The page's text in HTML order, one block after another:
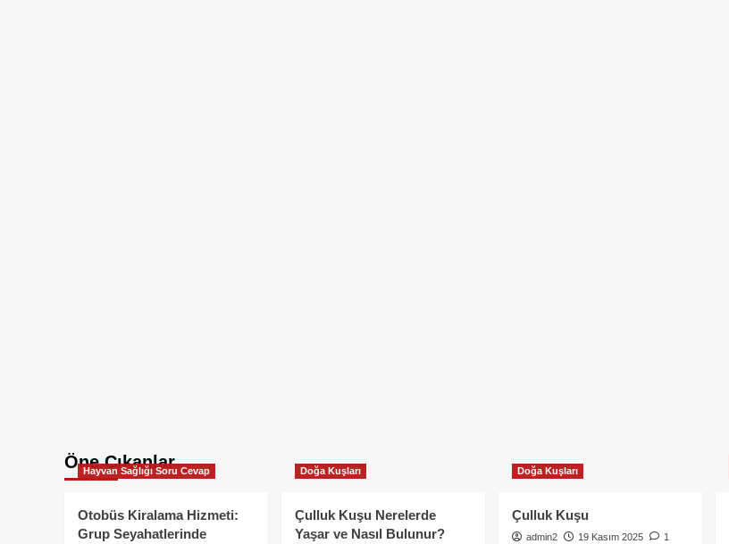
Öne Çıkanlar
Hayvan Sağlığı Soru Cevap
Otobüs Kiralama Hizmeti:
Grup Seyahatlerinde
Doğa Kuşları
Çulluk Kuşu Nerelerde
Yaşar ve Nasıl Bulunur?
Doğa Kuşları
Çulluk Kuşu
admin2 19 Kasım 2025 1